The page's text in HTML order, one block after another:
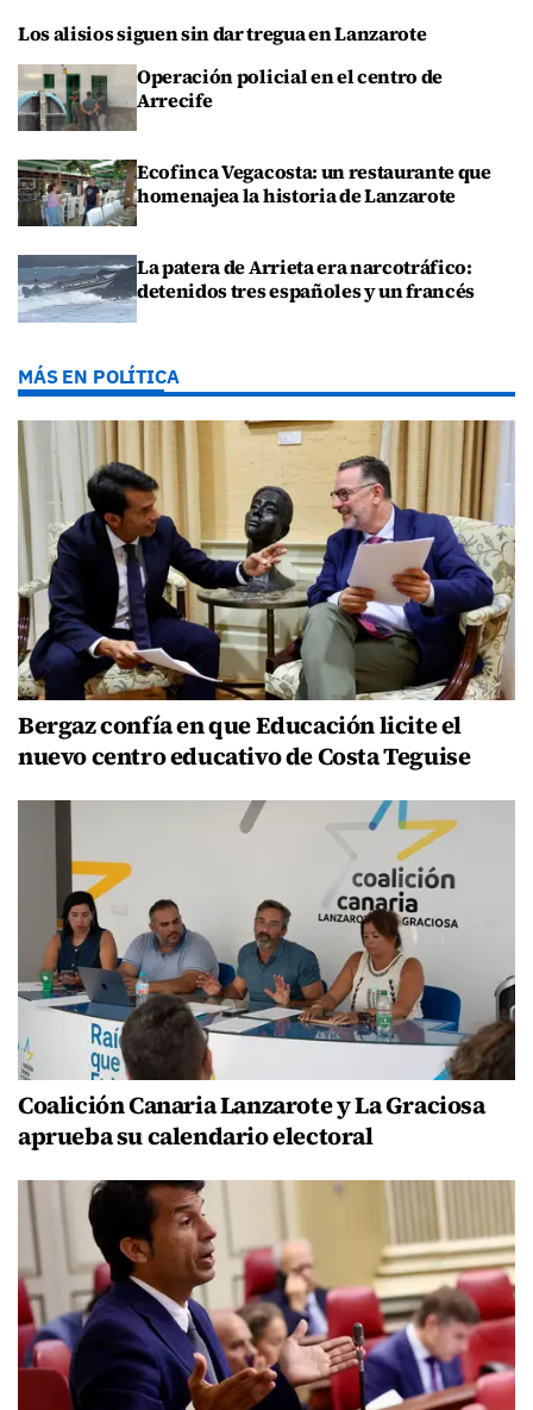
Los alisios siguen sin dar tregua en Lanzarote
Operación policial en el centro de
Arrecife
Ecofinca Vegacosta: un restaurante que
homenajea la historia de Lanzarote
La patera de Arrieta era narcotráfico:
detenidos tres españoles y un francés
MÁS EN POLÍTICA
Bergaz confía en que Educación licite el
nuevo centro educativo de Costa Teguise
Coalición Canaria Lanzarote y La Graciosa
aprueba su calendario electoral